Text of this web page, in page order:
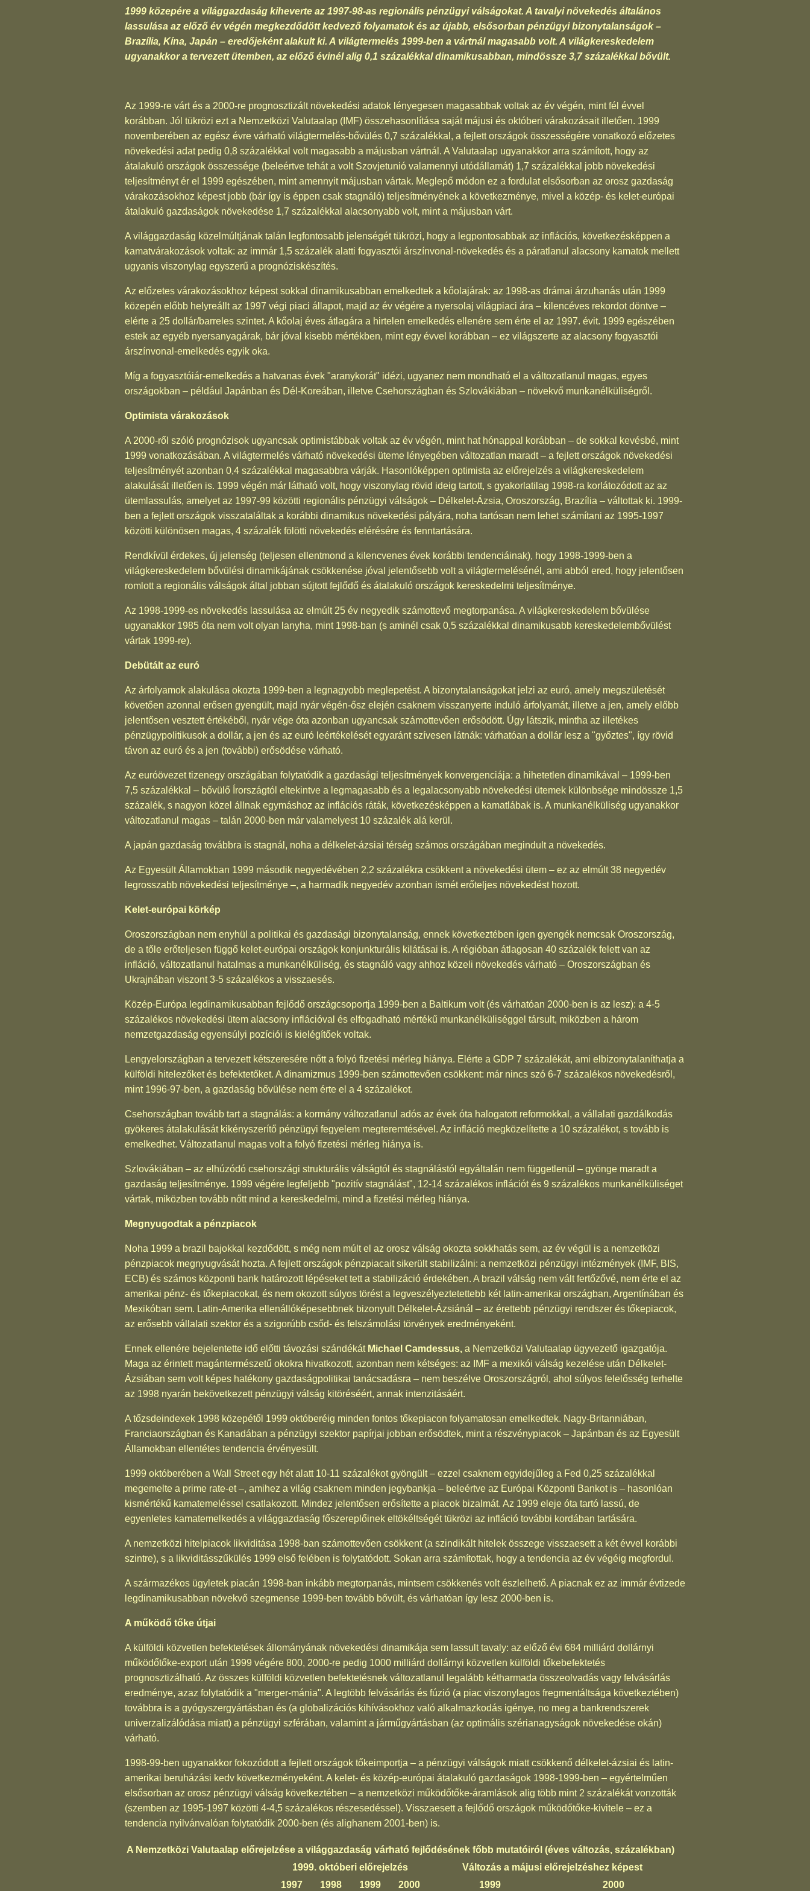
1999 közepére a világgazdaság kiheverte az 1997-98-as regionális pénzügyi válságokat. A tavalyi növekedés általános
lassulása az előző év végén megkezdődött kedvező folyamatok és az újabb, elsősorban pénzügyi bizonytalanságok –
Brazília, Kína, Japán – eredőjeként alakult ki. A világtermelés 1999-ben a vártnál magasabb volt. A világkereskedelem
ugyanakkor a tervezett ütemben, az előző évinél alig 0,1 százalékkal dinamikusabban, mindössze 3,7 százalékkal bővült.
Az 1999-re várt és a 2000-re prognosztizált növekedési adatok lényegesen magasabbak voltak az év végén, mint fél évvel
korábban. Jól tükrözi ezt a Nemzetközi Valutaalap (IMF) összehasonlítása saját májusi és októberi várakozásait illetően. 1999
novemberében az egész évre várható világtermelés-bővülés 0,7 százalékkal, a fejlett országok összességére vonatkozó előzetes
növekedési adat pedig 0,8 százalékkal volt magasabb a májusban vártnál. A Valutaalap ugyanakkor arra számított, hogy az
átalakuló országok összessége (beleértve tehát a volt Szovjetunió valamennyi utódállamát) 1,7 százalékkal jobb növekedési
teljesítményt ér el 1999 egészében, mint amennyit májusban vártak. Meglepő módon ez a fordulat elsősorban az orosz gazdaság
várakozásokhoz képest jobb (bár így is éppen csak stagnáló) teljesítményének a következménye, mivel a közép- és kelet-európai
átalakuló gazdaságok növekedése 1,7 százalékkal alacsonyabb volt, mint a májusban várt.
A világgazdaság közelmúltjának talán legfontosabb jelenségét tükrözi, hogy a legpontosabbak az inflációs, következésképpen a
kamatvárakozások voltak: az immár 1,5 százalék alatti fogyasztói árszínvonal-növekedés és a páratlanul alacsony kamatok mellett
ugyanis viszonylag egyszerű a prognóziskészítés.
Az előzetes várakozásokhoz képest sokkal dinamikusabban emelkedtek a kőolajárak: az 1998-as drámai árzuhanás után 1999
közepén előbb helyreállt az 1997 végi piaci állapot, majd az év végére a nyersolaj világpiaci ára – kilencéves rekordot döntve –
elérte a 25 dollár/barreles szintet. A kőolaj éves átlagára a hirtelen emelkedés ellenére sem érte el az 1997. évit. 1999 egészében
estek az egyéb nyersanyagárak, bár jóval kisebb mértékben, mint egy évvel korábban – ez világszerte az alacsony fogyasztói
árszínvonal-emelkedés egyik oka.
Míg a fogyasztóiár-emelkedés a hatvanas évek "aranykorát" idézi, ugyanez nem mondható el a változatlanul magas, egyes
országokban – például Japánban és Dél-Koreában, illetve Csehországban és Szlovákiában – növekvő munkanélküliségről.
Optimista várakozások
A 2000-ről szóló prognózisok ugyancsak optimistábbak voltak az év végén, mint hat hónappal korábban – de sokkal kevésbé, mint
1999 vonatkozásában. A világtermelés várható növekedési üteme lényegében változatlan maradt – a fejlett országok növekedési
teljesítményét azonban 0,4 százalékkal magasabbra várják. Hasonlóképpen optimista az előrejelzés a világkereskedelem
alakulását illetően is. 1999 végén már látható volt, hogy viszonylag rövid ideig tartott, s gyakorlatilag 1998-ra korlátozódott az az
ütemlassulás, amelyet az 1997-99 közötti regionális pénzügyi válságok – Délkelet-Ázsia, Oroszország, Brazília – váltottak ki. 1999-
ben a fejlett országok visszataláltak a korábbi dinamikus növekedési pályára, noha tartósan nem lehet számítani az 1995-1997
közötti különösen magas, 4 százalék fölötti növekedés elérésére és fenntartására.
Rendkívül érdekes, új jelenség (teljesen ellentmond a kilencvenes évek korábbi tendenciáinak), hogy 1998-1999-ben a
világkereskedelem bővülési dinamikájának csökkenése jóval jelentősebb volt a világtermelésénél, ami abból ered, hogy jelentősen
romlott a regionális válságok által jobban sújtott fejlődő és átalakuló országok kereskedelmi teljesítménye.
Az 1998-1999-es növekedés lassulása az elmúlt 25 év negyedik számottevő megtorpanása. A világkereskedelem bővülése
ugyanakkor 1985 óta nem volt olyan lanyha, mint 1998-ban (s aminél csak 0,5 százalékkal dinamikusabb kereskedelembővülést
vártak 1999-re).
Debütált az euró
Az árfolyamok alakulása okozta 1999-ben a legnagyobb meglepetést. A bizonytalanságokat jelzi az euró, amely megszületését
követően azonnal erősen gyengült, majd nyár végén-ősz elején csaknem visszanyerte induló árfolyamát, illetve a jen, amely előbb
jelentősen vesztett értékéből, nyár vége óta azonban ugyancsak számottevően erősödött. Úgy látszik, mintha az illetékes
pénzügypolitikusok a dollár, a jen és az euró leértékelését egyaránt szívesen látnák: várhatóan a dollár lesz a "győztes", így rövid
távon az euró és a jen (további) erősödése várható.
Az euróövezet tizenegy országában folytatódik a gazdasági teljesítmények konvergenciája: a hihetetlen dinamikával – 1999-ben
7,5 százalékkal – bővülő Írországtól eltekintve a legmagasabb és a legalacsonyabb növekedési ütemek különbsége mindössze 1,5
százalék, s nagyon közel állnak egymáshoz az inflációs ráták, következésképpen a kamatlábak is. A munkanélküliség ugyanakkor
változatlanul magas – talán 2000-ben már valamelyest 10 százalék alá kerül.
A japán gazdaság továbbra is stagnál, noha a délkelet-ázsiai térség számos országában megindult a növekedés.
Az Egyesült Államokban 1999 második negyedévében 2,2 százalékra csökkent a növekedési ütem – ez az elmúlt 38 negyedév
legrosszabb növekedési teljesítménye –, a harmadik negyedév azonban ismét erőteljes növekedést hozott.
Kelet-európai körkép
Oroszországban nem enyhül a politikai és gazdasági bizonytalanság, ennek következtében igen gyengék nemcsak Oroszország,
de a tőle erőteljesen függő kelet-európai országok konjunkturális kilátásai is. A régióban átlagosan 40 százalék felett van az
infláció, változatlanul hatalmas a munkanélküliség, és stagnáló vagy ahhoz közeli növekedés várható – Oroszországban és
Ukrajnában viszont 3-5 százalékos a visszaesés.
Közép-Európa legdinamikusabban fejlődő országcsoportja 1999-ben a Baltikum volt (és várhatóan 2000-ben is az lesz): a 4-5
százalékos növekedési ütem alacsony inflációval és elfogadható mértékű munkanélküliséggel társult, miközben a három
nemzetgazdaság egyensúlyi pozíciói is kielégítőek voltak.
Lengyelországban a tervezett kétszeresére nőtt a folyó fizetési mérleg hiánya. Elérte a GDP 7 százalékát, ami elbizonytalaníthatja a
külföldi hitelezőket és befektetőket. A dinamizmus 1999-ben számottevően csökkent: már nincs szó 6-7 százalékos növekedésről,
mint 1996-97-ben, a gazdaság bővülése nem érte el a 4 százalékot.
Csehországban tovább tart a stagnálás: a kormány változatlanul adós az évek óta halogatott reformokkal, a vállalati gazdálkodás
gyökeres átalakulását kikényszerítő pénzügyi fegyelem megteremtésével. Az infláció megközelítette a 10 százalékot, s tovább is
emelkedhet. Változatlanul magas volt a folyó fizetési mérleg hiánya is.
Szlovákiában – az elhúzódó csehországi strukturális válságtól és stagnálástól egyáltalán nem függetlenül – gyönge maradt a
gazdaság teljesítménye. 1999 végére legfeljebb "pozitív stagnálást", 12-14 százalékos inflációt és 9 százalékos munkanélküliséget
vártak, miközben tovább nőtt mind a kereskedelmi, mind a fizetési mérleg hiánya.
Megnyugodtak a pénzpiacok
Noha 1999 a brazil bajokkal kezdődött, s még nem múlt el az orosz válság okozta sokkhatás sem, az év végül is a nemzetközi
pénzpiacok megnyugvását hozta. A fejlett országok pénzpiacait sikerült stabilizálni: a nemzetközi pénzügyi intézmények (IMF, BIS,
ECB) és számos központi bank határozott lépéseket tett a stabilizáció érdekében. A brazil válság nem vált fertőzővé, nem érte el az
amerikai pénz- és tőkepiacokat, és nem okozott súlyos törést a legveszélyeztetettebb két latin-amerikai országban, Argentínában és
Mexikóban sem. Latin-Amerika ellenállóképesebbnek bizonyult Délkelet-Ázsiánál – az érettebb pénzügyi rendszer és tőkepiacok,
az erősebb vállalati szektor és a szigorúbb csőd- és felszámolási törvények eredményeként.
Ennek ellenére bejelentette idő előtti távozási szándékát Michael Camdessus, a Nemzetközi Valutaalap ügyvezető igazgatója.
Maga az érintett magántermészetű okokra hivatkozott, azonban nem kétséges: az IMF a mexikói válság kezelése után Délkelet-
Ázsiában sem volt képes hatékony gazdaságpolitikai tanácsadásra – nem beszélve Oroszországról, ahol súlyos felelősség terhelte
az 1998 nyarán bekövetkezett pénzügyi válság kitöréséért, annak intenzitásáért.
A tőzsdeindexek 1998 közepétől 1999 októberéig minden fontos tőkepiacon folyamatosan emelkedtek. Nagy-Britanniában,
Franciaországban és Kanadában a pénzügyi szektor papírjai jobban erősödtek, mint a részvénypiacok – Japánban és az Egyesült
Államokban ellentétes tendencia érvényesült.
1999 októberében a Wall Street egy hét alatt 10-11 százalékot gyöngült – ezzel csaknem egyidejűleg a Fed 0,25 százalékkal
megemelte a prime rate-et –, amihez a világ csaknem minden jegybankja – beleértve az Európai Központi Bankot is – hasonlóan
kismértékű kamatemeléssel csatlakozott. Mindez jelentősen erősítette a piacok bizalmát. Az 1999 eleje óta tartó lassú, de
egyenletes kamatemelkedés a világgazdaság főszereplőinek eltökéltségét tükrözi az infláció további kordában tartására.
A nemzetközi hitelpiacok likviditása 1998-ban számottevően csökkent (a szindikált hitelek összege visszaesett a két évvel korábbi
szintre), s a likviditásszűkülés 1999 első felében is folytatódott. Sokan arra számítottak, hogy a tendencia az év végéig megfordul.
A származékos ügyletek piacán 1998-ban inkább megtorpanás, mintsem csökkenés volt észlelhető. A piacnak ez az immár évtizede
legdinamikusabban növekvő szegmense 1999-ben tovább bővült, és várhatóan így lesz 2000-ben is.
A működő tőke útjai
A külföldi közvetlen befektetések állományának növekedési dinamikája sem lassult tavaly: az előző évi 684 milliárd dollárnyi
működőtőke-export után 1999 végére 800, 2000-re pedig 1000 milliárd dollárnyi közvetlen külföldi tőkebefektetés
prognosztizálható. Az összes külföldi közvetlen befektetésnek változatlanul legalább kétharmada összeolvadás vagy felvásárlás
eredménye, azaz folytatódik a "merger-mánia". A legtöbb felvásárlás és fúzió (a piac viszonylagos fregmentáltsága következtében)
továbbra is a gyógyszergyártásban és (a globalizációs kihívásokhoz való alkalmazkodás igénye, no meg a bankrendszerek
univerzalizálódása miatt) a pénzügyi szférában, valamint a járműgyártásban (az optimális szérianagyságok növekedése okán)
várható.
1998-99-ben ugyanakkor fokozódott a fejlett országok tőkeimportja – a pénzügyi válságok miatt csökkenő délkelet-ázsiai és latin-
amerikai beruházási kedv következményeként. A kelet- és közép-európai átalakuló gazdaságok 1998-1999-ben – egyértelműen
elsősorban az orosz pénzügyi válság következtében – a nemzetközi működőtőke-áramlások alig több mint 2 százalékát vonzották
(szemben az 1995-1997 közötti 4-4,5 százalékos részesedéssel). Visszaesett a fejlődő országok működőtőke-kivitele – ez a
tendencia nyilvánvalóan folytatódik 2000-ben (és alighanem 2001-ben) is.
A Nemzetközi Valutaalap előrejelzése a világgazdaság várható fejlődésének főbb mutatóiról (éves változás, százalékban)
1999. októberi előrejelzés
Változás a májusi előrejelzéshez képest
1997
1998 1999 2000 1999 2000